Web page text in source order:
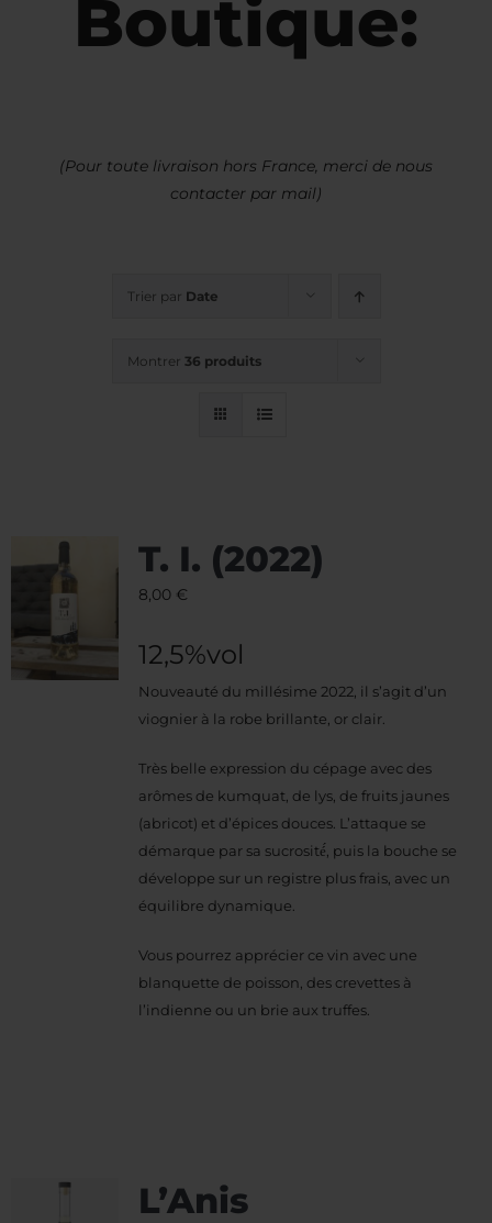
Boutique:
(Pour toute livraison hors France, merci de nous
contacter par mail)
Trier par Date
Montrer 36 produits
T. I. (2022)
8,00 €
12,5%vol
Nouveauté du millésime 2022, il s’agit d’un
viognier à la robe brillante, or clair.
Très belle expression du cépage avec des
arômes de kumquat, de lys, de fruits jaunes
(abricot) et d’épices douces. L’attaque se
démarque par sa sucrosité́, puis la bouche se
développe sur un registre plus frais, avec un
équilibre dynamique.
Vous pourrez apprécier ce vin avec une
blanquette de poisson, des crevettes à
l’indienne ou un brie aux truffes.
L’Anis